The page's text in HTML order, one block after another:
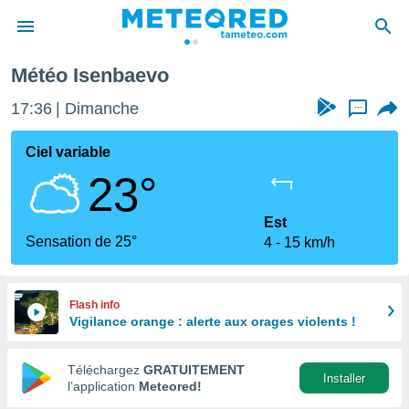
de
Météo Isenbaevo
17:36 Dimanche ...
Ciel variable
23°
Sensation de 25°
Est
4
15 km/h
Flash info
Vigilance orange : alerte aux orages violents !
Téléchargez GRATUITEMENT
l’application Meteored!
Installer